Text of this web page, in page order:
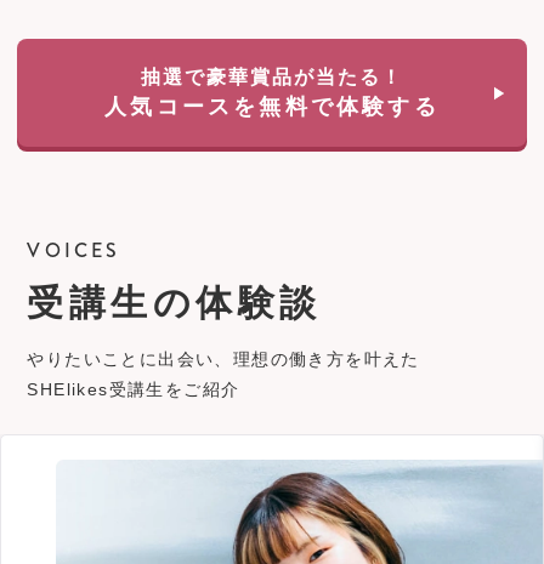
抽選で豪華賞品が当たる！
人気コースを無料で体験する
VOICES
受講生の体験談
やりたいことに出会い、理想の働き方を叶えた
SHElikes受講生をご紹介